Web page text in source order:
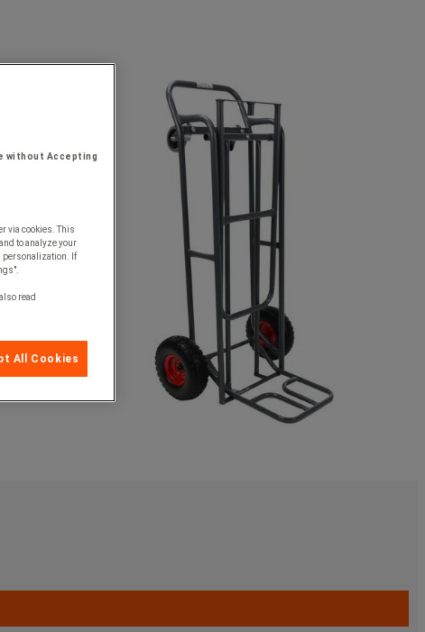
without Accepting
via cookies. This
to analyze your
personalization. If
read
All Cookies